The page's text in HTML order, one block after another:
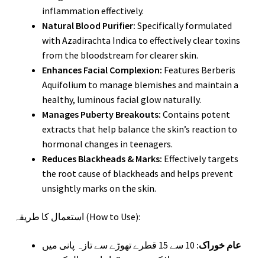
inflammation effectively.
Natural Blood Purifier: Specifically formulated
with Azadirachta Indica to effectively clear toxins
from the bloodstream for clearer skin.
Enhances Facial Complexion: Features Berberis
Aquifolium to manage blemishes and maintain a
healthy, luminous facial glow naturally.
Manages Puberty Breakouts: Contains potent
extracts that help balance the skin’s reaction to
hormonal changes in teenagers.
Reduces Blackheads & Marks: Effectively targets
the root cause of blackheads and helps prevent
unsightly marks on the skin.
استعمال کا طریقہ (How to Use):
عام خوراک:
10 سے 15 قطرے تھوڑے سے تازہ پانی میں